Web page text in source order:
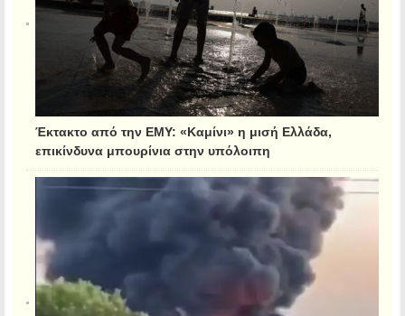
Έκτακτο από την ΕΜΥ: «Καμίνι» η μισή Ελλάδα,
επικίνδυνα μπουρίνια στην υπόλοιπη